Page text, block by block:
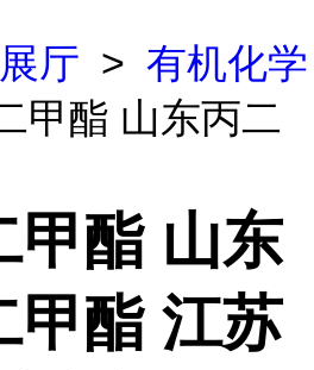
厅 > 有机化学
甲酯 山东丙二
甲酯 山东
甲酯 江苏